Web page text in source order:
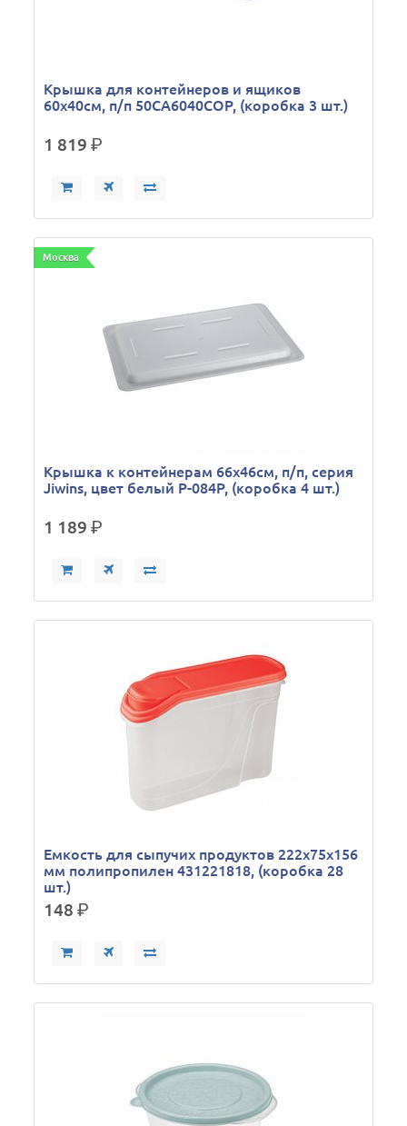
Крышка для контейнеров и ящиков
60х40см, п/п 50CA6040COP, (коробка 3 шт.)
1 819р.
Москва
Крышка к контейнерам 66х46см, п/п, серия
Jiwins, цвет белый P-084P, (коробка 4 шт.)
1 189р.
Емкость для сыпучих продуктов 222х75х156
мм полипропилен 431221818, (коробка 28
шт.)
148р.